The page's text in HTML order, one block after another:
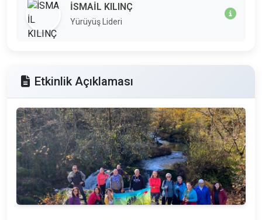
İSMAİL KILINÇ
Yürüyüş Lideri
Etkinlik Açıklaması